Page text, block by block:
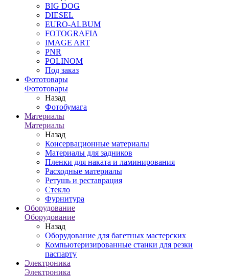
BIG DOG
DIESEL
EURO-ALBUM
FOTOGRAFIA
IMAGE ART
PNR
POLINOM
Под заказ
Фототовары
Фототовары
Назад
Фотобумага
Материалы
Материалы
Назад
Консервационные материалы
Материалы для задников
Пленки для наката и ламинирования
Расходные материалы
Ретушь и реставрация
Стекло
Фурнитура
Оборудование
Оборудование
Назад
Оборудование для багетных мастерских
Компьютеризированные станки для резки
паспарту
Электроника
Электроника